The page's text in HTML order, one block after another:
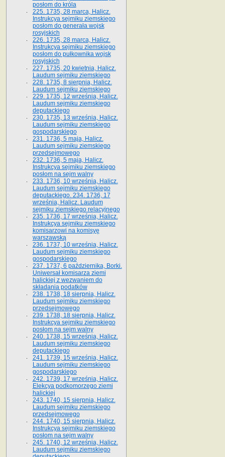
posłom do króla
225. 1735, 28 marca, Halicz.
Instrukcya sejmiku ziemskiego
posłom do generała wojsk
rosyjskich
226. 1735, 28 marca, Halicz.
Instrukcya sejmiku ziemskiego
posłom do pułkownika wojsk
rosyjskich
227. 1735, 20 kwietnia, Halicz.
Laudum sejmiku ziemskiego
228. 1735, 8 sierpnia, Halicz.
Laudum sejmiku ziemskiego
229. 1735, 12 września, Halicz.
Laudum sejmiku ziemskiego
deputackiego
230. 1735, 13 września, Halicz.
Laudum sejmiku ziemskiego
gospodarskiego
231. 1736, 5 maja, Halicz.
Laudum sejmiku ziemskiego
przedsejmowego
232. 1736, 5 maja, Halicz.
Instrukcya sejmiku ziemskiego
posłom na sejm walny
233. 1736, 10 września, Halicz.
Laudum sejmiku ziemskiego
deputackiego. 234. 1736, 17
września, Halicz. Laudum
sejmiku ziemskiego relacyjnego
235. 1736, 17 września, Halicz.
Instrukcya sejmiku ziemskiego
komisarzowi na komisyę
warszawską
236. 1737, 10 września, Halicz.
Laudum sejmiku ziemskiego
gospodarskiego
237. 1737, 6 października, Borki.
Uniwersał komisarza ziemi
halickiej z wezwaniem do
składania podatków
238. 1738, 18 sierpnia, Halicz.
Laudum sejmiku ziemskiego
przedsejmowego
239. 1738, 18 sierpnia, Halicz.
Instrukcya sejmiku ziemskiego
posłom na sejm walny
240. 1738, 15 września, Halicz.
Laudum sejmiku ziemskiego
deputackiego
241. 1739, 15 września, Halicz.
Laudum sejmiku ziemskiego
gospodarskiego
242. 1739, 17 września, Halicz.
Elekcya podkomorzego ziemi
halickiej
243. 1740, 15 sierpnia, Halicz.
Laudum sejmiku ziemskiego
przedsejmowego
244. 1740, 15 sierpnia, Halicz.
Instrukcya sejmiku ziemskiego
posłom na sejm walny
245. 1740, 12 września, Halicz.
Laudum sejmiku ziemskiego